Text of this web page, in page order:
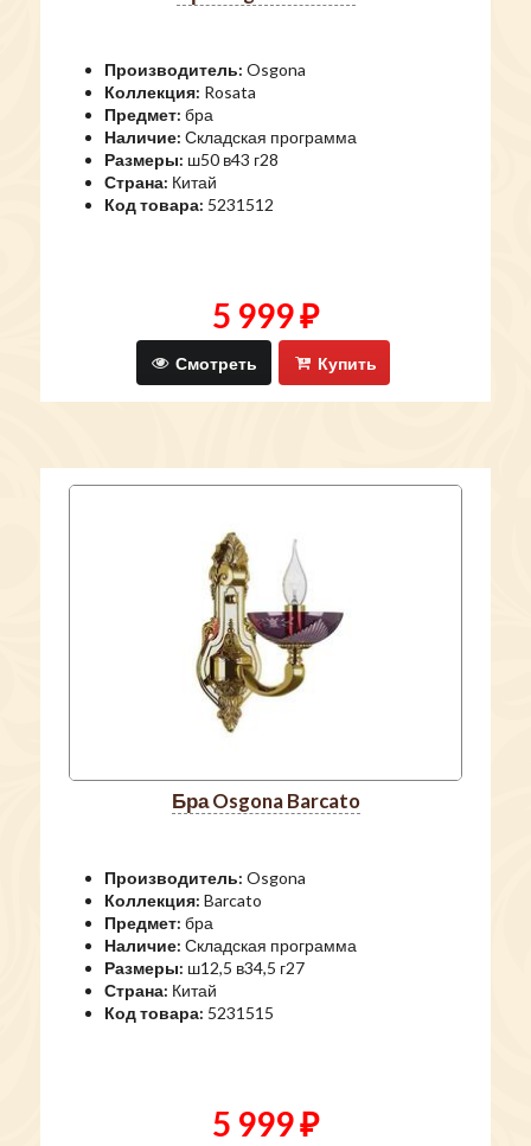
Производитель: Osgona
Коллекция: Rosata
Предмет: бра
Наличие: Складская программа
Размеры: ш50 в43 г28
Страна: Китай
Код товара: 5231512
5 999 ₽
Смотреть Купить
бра Osgona Barcato
Производитель: Osgona
Коллекция: Barcato
Предмет: бра
Наличие: Складская программа
Размеры: ш12,5 в34,5 г27
Страна: Китай
Код товара: 5231515
5 999 ₽